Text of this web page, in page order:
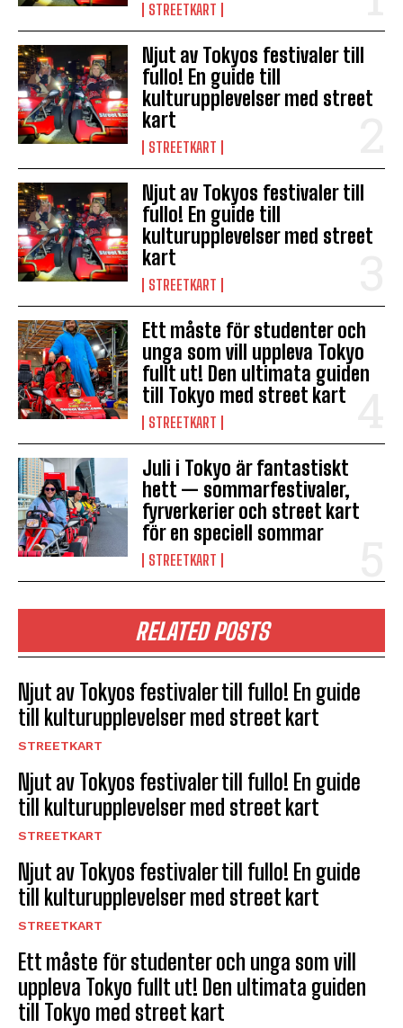
STREETKART
Njut av Tokyos festivaler till
fullo! En guide till
kulturupplevelser med street
kart
STREETKART
Njut av Tokyos festivaler till
fullo! En guide till
kulturupplevelser med street
kart
STREETKART
Ett måste för studenter och
unga som vill uppleva Tokyo
fullt ut! Den ultimata guiden
till Tokyo med street kart
STREETKART
Juli i Tokyo är fantastiskt
hett — sommarfestivaler,
fyrverkerier och street kart
för en speciell sommar
STREETKART
RELATED POSTS
Njut av Tokyos festivaler till fullo! En guide
till kulturupplevelser med street kart
STREETKART
Njut av Tokyos festivaler till fullo! En guide
till kulturupplevelser med street kart
STREETKART
Njut av Tokyos festivaler till fullo! En guide
till kulturupplevelser med street kart
STREETKART
Ett måste för studenter och unga som vill
uppleva Tokyo fullt ut! Den ultimata guiden
till Tokyo med street kart